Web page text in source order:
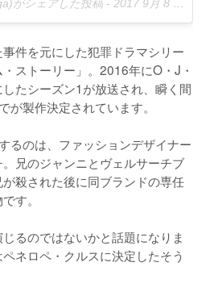
がシェアした投稿 - 2017 9月 8 10:38午前 PDT
件を元にした犯罪ドラマシリー
ストーリー」。2016年にO・J・
たシーズン1が放送され、瞬く間
製作決定されています。
るのは、ファッションデザイナー
兄のジャンニとヴェルサーチブ
殺された後に同ブランドの専任
す。
るのではないかと話題になりま
ネロペ・クルスに決定したそう